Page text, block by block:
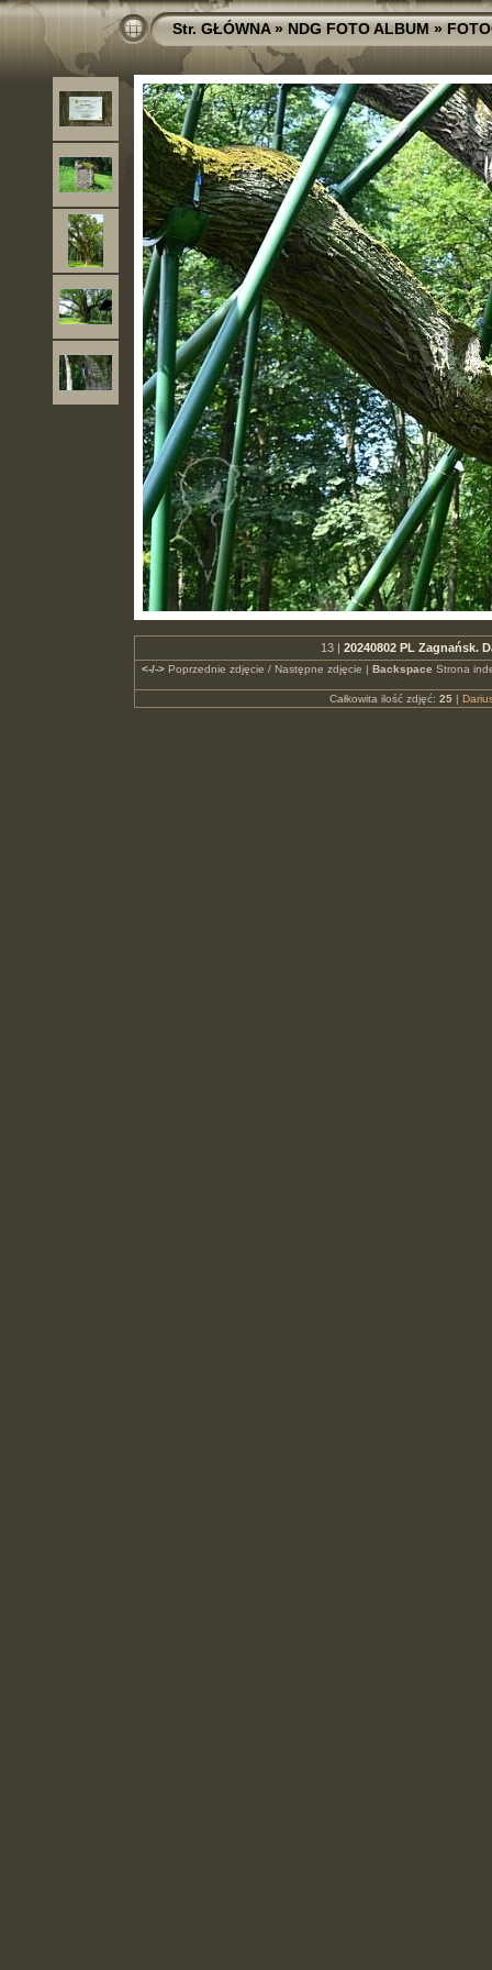
Str. GŁÓWNA»NDG FOTO ALBUM»
13 | 20240802 PL Zagnańsk.
<-/->Poprzednie zdjęcie / Następne zdjęcie | Backspace Strona
Całkowita ilość zdjęć: 25|